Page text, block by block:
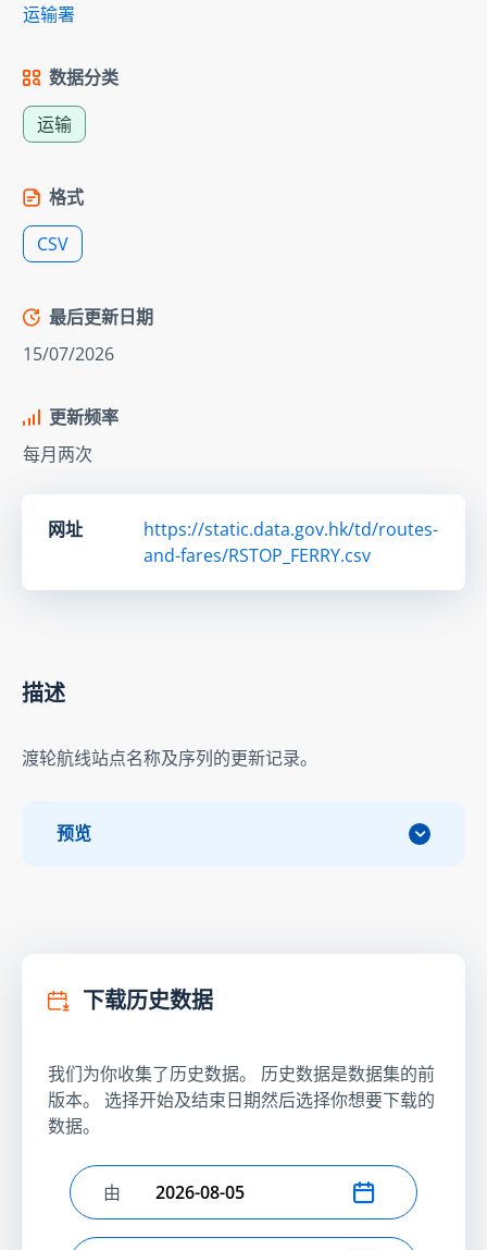
运输署
数据分类
运输
格式
CSV
最后更新日期
15/07/2026
更新频率
每月两次
网址
https://static.data.gov.hk/td/routes-
and-fares/RSTOP_FERRY.csv
描述
渡轮航线站点名称及序列的更新记录。
预览
下载历史数据
我们为你收集了历史数据。 历史数据是数据集的前
版本。 选择开始及结束日期然后选择你想要下载的
数据。
选择开始日期
由